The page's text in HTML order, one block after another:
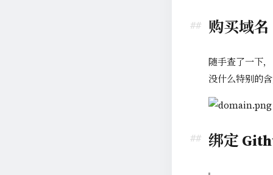
购买域名
随手查了一下，
没什么特别的
绑定